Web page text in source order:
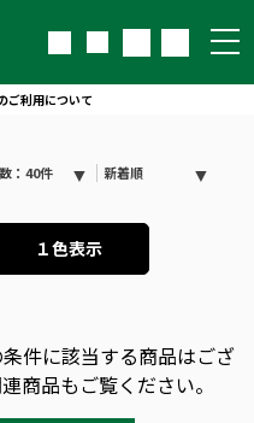
ご利用について
：40件 新着順
１色表示
件に該当する商品はござ
商品もご覧ください。